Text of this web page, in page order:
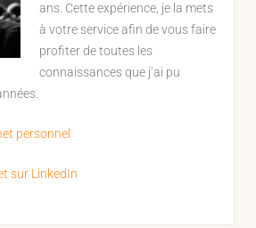
ans. Cette expérience, je la mets
à votre service afin de vous faire
profiter de toutes les
connaissances que j’ai pu
personnel
sur LinkedIn